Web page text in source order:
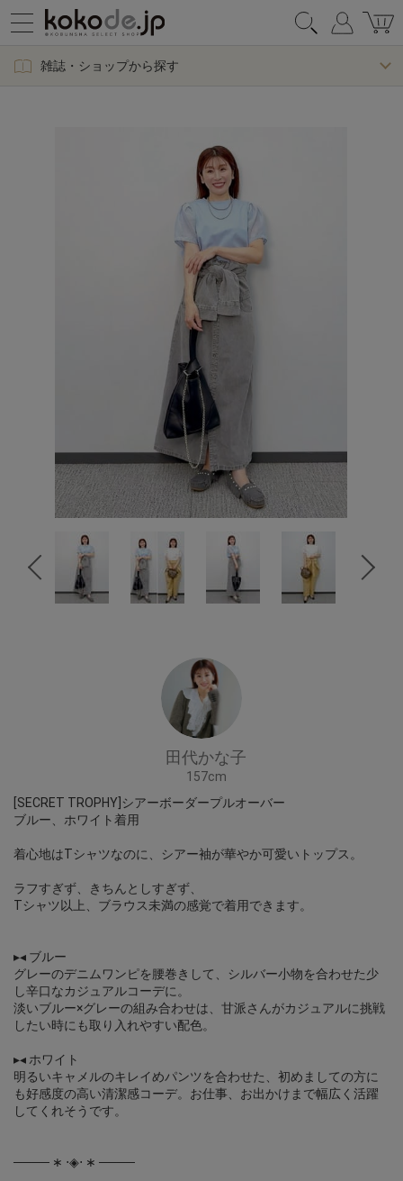
雑誌・ショップから探す
田代かな子
157cm
[SECRET TROPHY]シアーボーダープルオーバー
ブルー、ホワイト着用
着心地はTシャツなのに、シアー袖が華やか可愛いトップス。
ラフすぎず、きちんとしすぎず、
Tシャツ以上、ブラウス未満の感覚で着用できます。
▸◂ ブルー
グレーのデニムワンピを腰巻きして、シルバー小物を合わせた少
し辛口なカジュアルコーデに。
淡いブルー×グレーの組み合わせは、甘派さんがカジュアルに挑戦
したい時にも取り入れやすい配色。
▸◂ ホワイト
明るいキャメルのキレイめパンツを合わせた、初めましての方に
も好感度の高い清潔感コーデ。お仕事、お出かけまで幅広く活躍
してくれそうです。
──── ∗ ⋅◈⋅ ∗ ────